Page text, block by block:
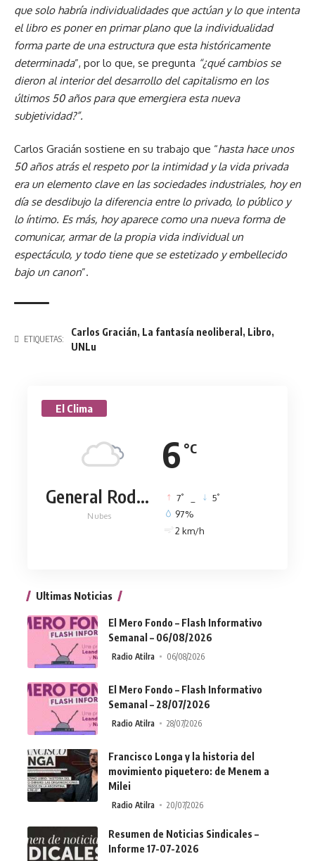
que solo habría individualidades que actúan y lo que intenta
el libro es poner en primar plano que la individualidad
forma parte de una estructura que esta históricamente
determinada”, por lo que, se pregunta “¿qué cambios se
dieron al interior del desarrollo del capitalismo en los
últimos 50 años para que emergiera esta nueva
subjetividad?”.
Carlos Gracián sostiene en su trabajo que “hasta hace unos
50 años atrás el respeto por la intimidad y la vida privada
era un elemento clave en las sociedades industriales, hoy en
día se desdibujo la diferencia entre lo privado, lo público y
lo íntimo. Es más, hoy aparece como una nueva forma de
comunicar, armar de la propia vida individual un
espectáculo, y todo tiene que se estetizado y embellecido
bajo un canon”.
ETIQUETAS:
Carlos Gracián, La fantasía neoliberal , Libro,
UNLu
El Clima
6 °C
General Rodríguez
Nubes
7° 5°
97%
2 km/h
Ultimas Noticias
El Mero Fondo – Flash Informativo
Semanal – 06/08/2026
Radio Atilra 06/08/2026
El Mero Fondo – Flash Informativo
Semanal – 28/07/2026
Radio Atilra 28/07/2026
Francisco Longa y la historia del
movimiento piquetero: de Menem a
Milei
Radio Atilra 20/07/2026
Resumen de Noticias Sindicales –
Informe 17-07-2026